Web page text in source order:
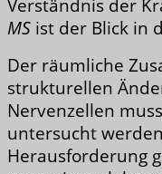
Verständnis der
MS ist der Blick in
Der räumliche
strukturellen
Nervenzellen
untersucht
Herausforderung